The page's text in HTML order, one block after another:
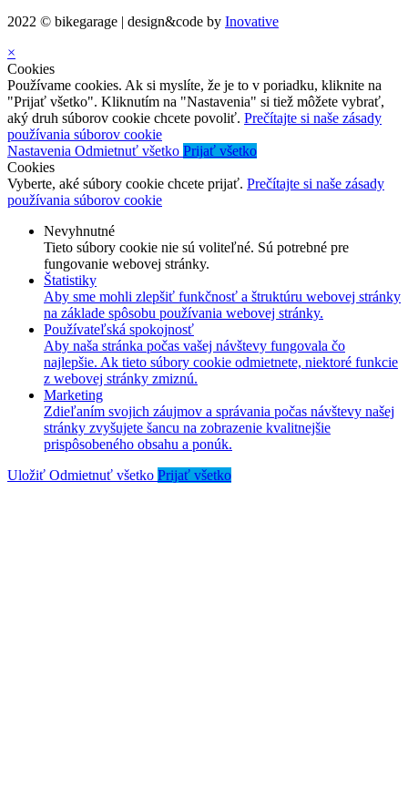
2022 © bikegarage | design&code by Inovative
×
Cookies
Používame cookies. Ak si myslíte, že je to v poriadku, kliknite na
"Prijať všetko". Kliknutím na "Nastavenia" si tiež môžete vybrať,
aký druh súborov cookie chcete povoliť. Prečítajte si naše zásady
používania súborov cookie
Nastavenia Odmietnuť všetko Prijať všetko
Cookies
Vyberte, aké súbory cookie chcete prijať. Prečítajte si naše zásady
používania súborov cookie
Nevyhnutné
Tieto súbory cookie nie sú voliteľné. Sú potrebné pre
fungovanie webovej stránky.
Štatistiky
Aby sme mohli zlepšiť funkčnosť a štruktúru webovej stránky
na základe spôsobu používania webovej stránky.
Používateľská spokojnosť
Aby naša stránka počas vašej návštevy fungovala čo
najlepšie. Ak tieto súbory cookie odmietnete, niektoré funkcie
z webovej stránky zmiznú.
Marketing
Zdieľaním svojich záujmov a správania počas návštevy našej
stránky zvyšujete šancu na zobrazenie kvalitnejšie
prispôsobeného obsahu a ponúk.
Uložiť Odmietnuť všetko Prijať všetko